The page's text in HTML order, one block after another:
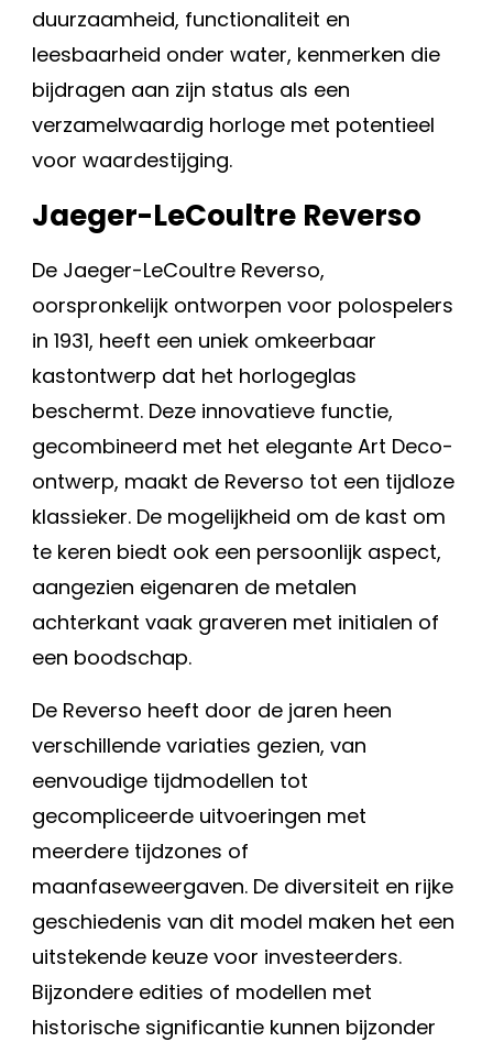
duurzaamheid, functionaliteit en
leesbaarheid onder water, kenmerken die
bijdragen aan zijn status als een
verzamelwaardig horloge met potentieel
voor waardestijging.
Jaeger-LeCoultre Reverso
De Jaeger-LeCoultre Reverso,
oorspronkelijk ontworpen voor polospelers
in 1931, heeft een uniek omkeerbaar
kastontwerp dat het horlogeglas
beschermt. Deze innovatieve functie,
gecombineerd met het elegante Art Deco-
ontwerp, maakt de Reverso tot een tijdloze
klassieker. De mogelijkheid om de kast om
te keren biedt ook een persoonlijk aspect,
aangezien eigenaren de metalen
achterkant vaak graveren met initialen of
een boodschap.
De Reverso heeft door de jaren heen
verschillende variaties gezien, van
eenvoudige tijdmodellen tot
gecompliceerde uitvoeringen met
meerdere tijdzones of
maanfaseweergaven. De diversiteit en rijke
geschiedenis van dit model maken het een
uitstekende keuze voor investeerders.
Bijzondere edities of modellen met
historische significantie kunnen bijzonder